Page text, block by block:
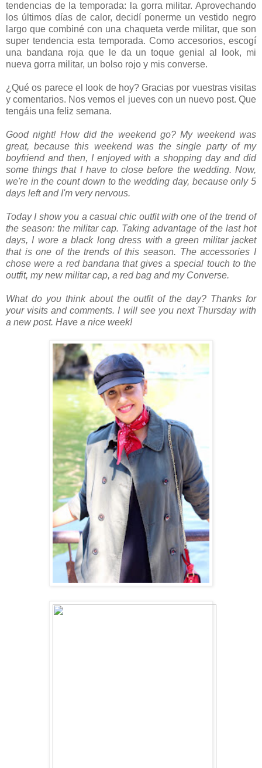
tendencias de la temporada: la gorra militar. Aprovechando
los últimos días de calor, decidí ponerme un vestido negro
largo que combiné con una chaqueta verde militar, que son
super tendencia esta temporada. Como accesorios, escogí
una bandana roja que le da un toque genial al look, mi
nueva gorra militar, un bolso rojo y mis converse.
¿Qué os parece el look de hoy? Gracias por vuestras visitas
y comentarios. Nos vemos el jueves con un nuevo post. Que
tengáis una feliz semana.
Good night! How did the weekend go? My weekend was
great, because this weekend was the single party of my
boyfriend and then, I enjoyed with a shopping day and did
some things that I have to close before the wedding. Now,
we're in the count down to the wedding day, because only 5
days left and I'm very nervous.
Today I show you a casual chic outfit with one of the trend of
the season: the militar cap. Taking advantage of the last hot
days, I wore a black long dress with a green militar jacket
that is one of the trends of this season. The accessories I
chose were a red bandana that gives a special touch to the
outfit, my new militar cap, a red bag and my Converse.
What do you think about the outfit of the day? Thanks for
your visits and comments. I will see you next Thursday with
a new post. Have a nice week!